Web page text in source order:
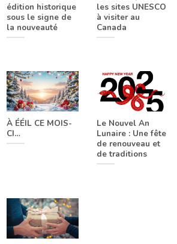
édition historique
sous le signe de
la nouveauté
les sites UNESCO
à visiter au
Canada
À ÉÉIL CE MOIS-
CI…
Le Nouvel An
Lunaire : Une fête
de renouveau et
de traditions